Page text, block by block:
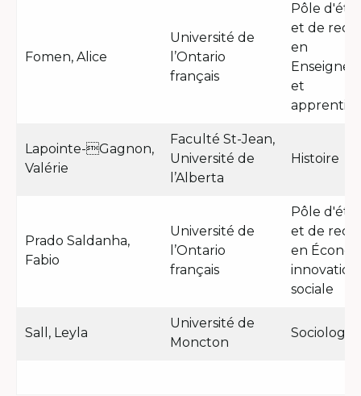
Fomen, Alice
Université de
l’Ontario
français
Pôle
et de
en
et
Lapointe-Gagnon,
Valérie
Faculté St-Jean,
Université de
l’Alberta
Histoire
Prado Saldanha,
Fabio
Université de
l’Ontario
français
Pôle
et de
en
innovation
sociale
Sall, Leyla
Université de
Moncton
Sociologie